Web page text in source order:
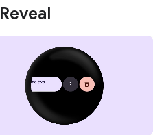
Reveal